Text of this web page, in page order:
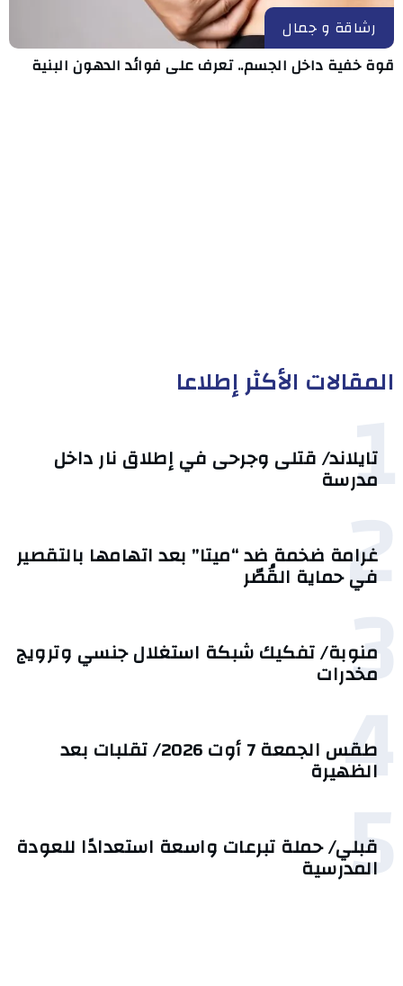
رشاقة و جمال
قوة خفية داخل الجسم.. تعرف على فوائد الدهون البنية
المقالات الأكثر إطلاعا
1
تايلاند/ قتلى وجرحى في إطلاق نار داخل
مدرسة
2
غرامة ضخمة ضد “ميتا” بعد اتهامها بالتقصير
في حماية القُصّر
3
منوبة/ تفكيك شبكة استغلال جنسي وترويج
مخدرات
4 طقس الجمعة 7 أوت 2026/ تقلبات بعد
الظهيرة
5
قبلي/ حملة تبرعات واسعة استعدادًا للعودة
المدرسية